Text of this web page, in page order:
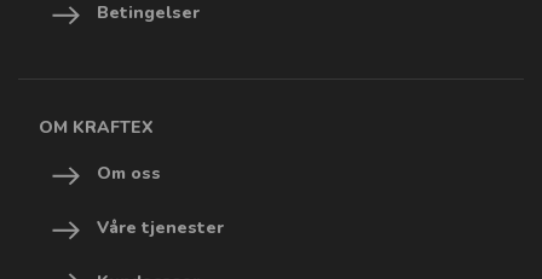
Betingelser
OM KRAFTEX
Om oss
Våre tjenester